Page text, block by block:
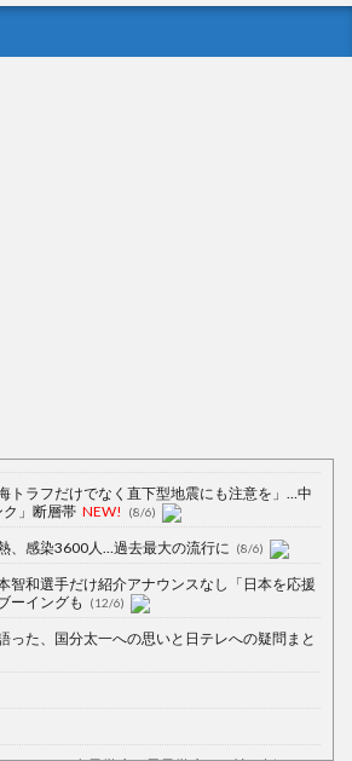
互RSS
トラフだけでなく直下型地震にも注意を」…中
ク」断層帯 NEW! (8/6)
、感染3600人…過去最大の流行に (8/6)
智和選手だけ紹介アナウンスなし「日本を応援
ーイングも
(12/6)
った、国分太一への思いと日テレへの疑問まと